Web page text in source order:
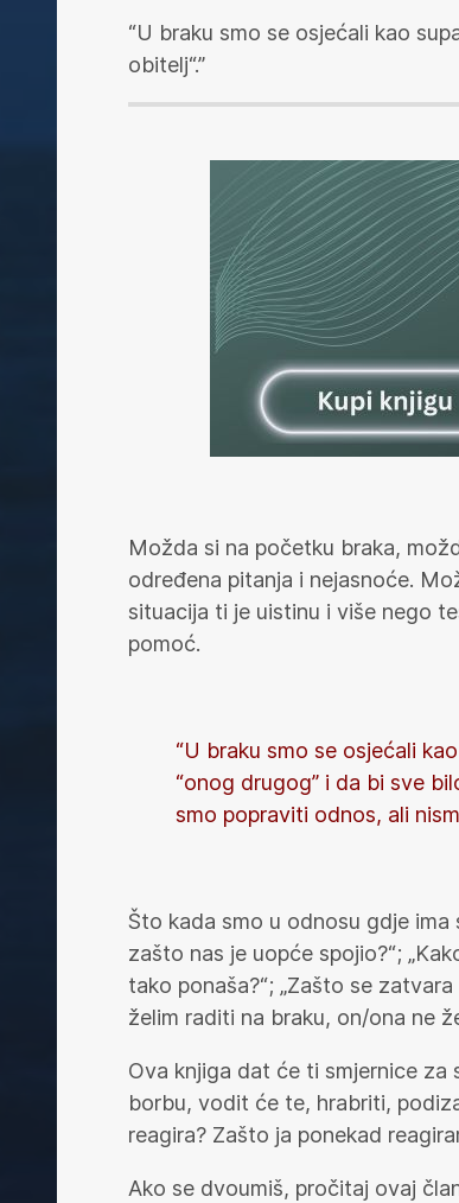
“U braku smo se osjećali kao
obitelj“.”
Možda si na početku braka,
određena pitanja i nejasnoće.
situacija ti je uistinu i više nego
pomoć.
“U braku smo se osjećali
“onog drugog” i da bi sve
smo popraviti odnos, ali
Što kada smo u odnosu gdje ima
zašto nas je uopće spojio?“;
tako ponaša?“; „Zašto se
želim raditi na braku, on/ona ne
Ova knjiga dat će ti smjernice za
borbu, vodit će te, hrabriti,
reagira? Zašto ja ponekad
Ako se dvoumiš, pročitaj ovaj